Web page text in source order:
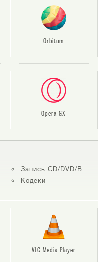
Orbitum
Opera GX
Запись CD/DVD/Blu-ray
Кодеки
VLC Media Player